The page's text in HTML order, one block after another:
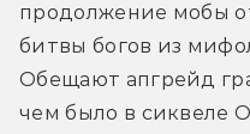
продолжение мобы
битвы богов из
Обещают апгрейд
чем было в сиквеле